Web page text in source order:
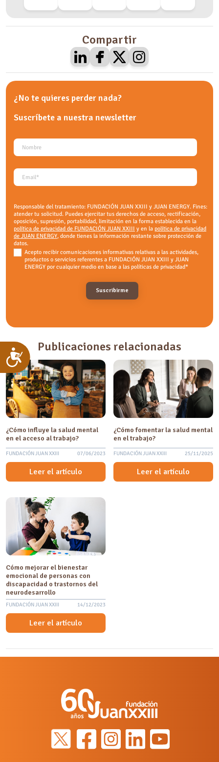
Accesibilidad
Compartir
¿No te quieres perder nada?
Suscríbete a nuestra newsletter
Responsable del tratamiento: FUNDACIÓN JUAN XXIII y JUAN ENERGY. Fines:
atender tu solicitud. Puedes ejercitar tus derechos de acceso, rectificación,
oposición, supresión, portabilidad, limitación en la forma establecida en la
política de privacidad de FUNDACIÓN JUAN XXIII y en la política de privacidad
de JUAN ENERGY, donde tienes la información restante sobre protección de
datos.
Acepto recibir comunicaciones informativas relativas a las actividades,
productos o servicios referentes a FUNDACIÓN JUAN XXIII y JUAN
ENERGY por cualquier medio en base a las políticas de privacidad*
Publicaciones relacionadas
¿Cómo influye la salud mental
en el acceso al trabajo?
FUNDACIÓN JUAN XXIII 07/06/2023
Leer el artículo
¿Cómo fomentar la salud mental
en el trabajo?
FUNDACIÓN JUAN XXIII 25/11/2025
Leer el artículo
Cómo mejorar el bienestar
emocional de personas con
discapacidad o trastornos del
neurodesarrollo
FUNDACIÓN JUAN XXIII 14/12/2023
Leer el artículo